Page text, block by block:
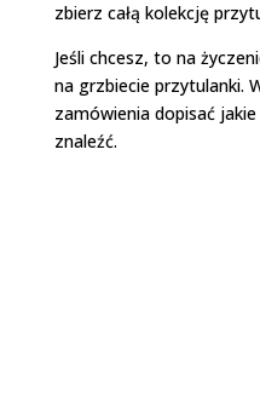
zbierz całą kolekcję
Jeśli chcesz, to na
na grzbiecie przytulanki.
zamówienia dopisać
znaleźć.